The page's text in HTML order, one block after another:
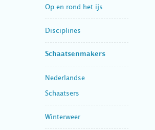
Op en rond het ijs
Disciplines
Schaatsenmakers
Nederlandse
Schaatsers
Winterweer